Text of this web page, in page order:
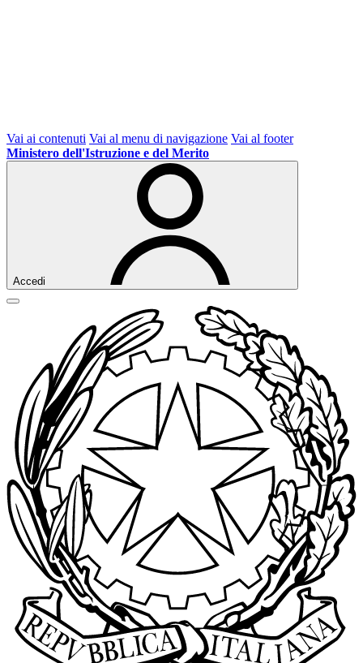
Vai ai contenuti Vai al menu di navigazione Vai al footer
Ministero dell'Istruzione e del Merito
Accedi